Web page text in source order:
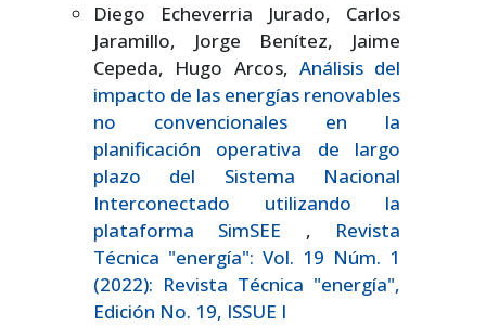
Diego Echeverria Jurado, Carlos
Jaramillo, Jorge Benítez, Jaime
Cepeda, Hugo Arcos, Análisis del
impacto de las energías renovables
no convencionales en la
planificación operativa de largo
plazo del Sistema Nacional
Interconectado utilizando la
plataforma SimSEE , Revista
Técnica "energía": Vol. 19 Núm. 1
(2022): Revista Técnica "energía",
Edición No. 19, ISSUE I